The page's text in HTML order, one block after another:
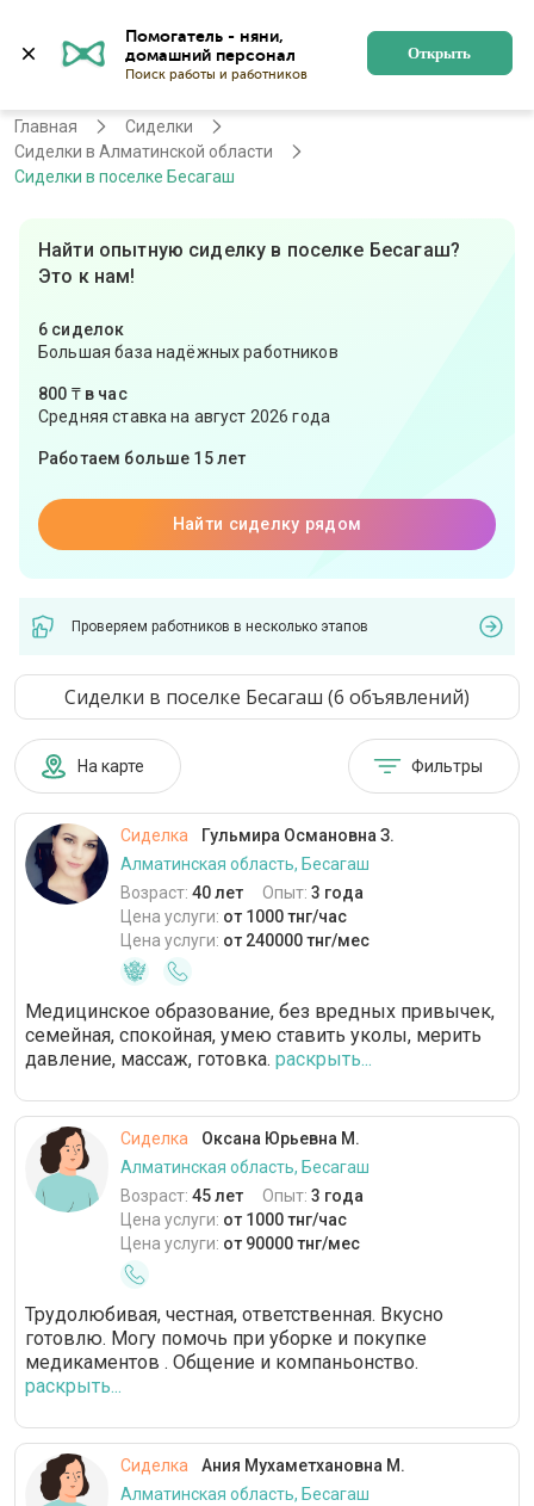
Помогатель - няни,
Поиск работы и работников
Открыть
Алматы Регистрация
Главная
Сиделки
Сиделки в Алматинской области
Сиделки в поселке Бесагаш
Найти опытную сиделку в поселке Бесагаш?
Это к нам!
6 сиделок
Большая база надёжных работников
800 ₸ в час
Средняя ставка на август 2026 года
Работаем больше 15 лет
Найти сиделку рядом
Проверяем работников в несколько этапов
Сиделки в поселке Бесагаш (6 объявлений)
На карте Фильтры
Сиделка
Гульмира Османовна З.
Алматинская область, Бесагаш
Возраст: 40 лет Опыт: 3 года
Цена услуги: от 1000 тнг/час
Цена услуги: от 240000 тнг/мес
Медицинское образование, без вредных привычек,
семейная, спокойная, умею ставить уколы, мерить
давление, массаж, готовка. раскрыть...
Сиделка
Оксана Юрьевна М.
Алматинская область, Бесагаш
Возраст: 45 лет Опыт: 3 года
Цена услуги: от 1000 тнг/час
Цена услуги: от 90000 тнг/мес
Трудолюбивая, честная, ответственная. Вкусно
готовлю. Могу помочь при уборке и покупке
медикаментов . Общение и компаньонство.
раскрыть...
Сиделка
Ания Мухаметхановна М.
Алматинская область, Бесагаш